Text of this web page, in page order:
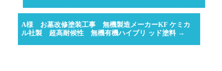
A様 お墓改修塗装工事 無機製造メーカーKF ケミカ
ル社製 超高耐候性 無機有機ハイブリ ッド塗料 →